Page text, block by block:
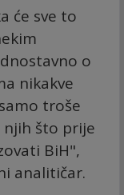
će sve to
o
nikakve
troše
njih što prije
BiH",
analitičar.